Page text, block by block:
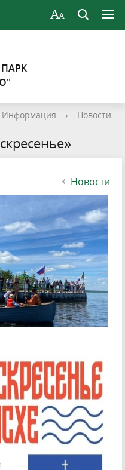
Информация › Новости
Новости